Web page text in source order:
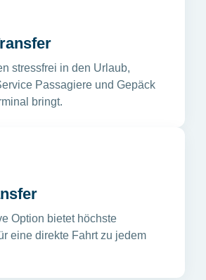
stressfrei in den Urlaub,
Passagiere und Gepäck
bringt.
Option bietet höchste
eine direkte Fahrt zu jedem